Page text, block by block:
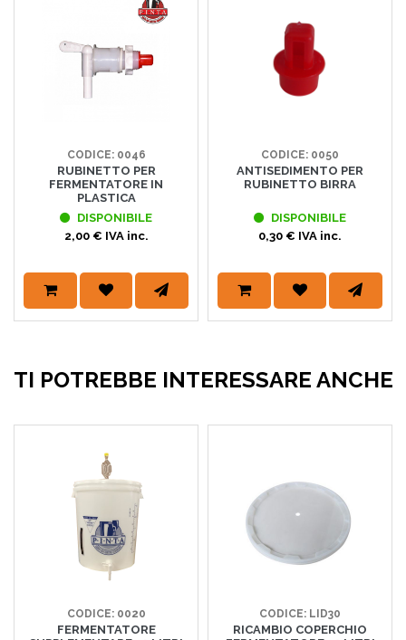
CODICE: 0046
RUBINETTO PER
FERMENTATORE IN
PLASTICA
DISPONIBILE
2,00 € IVA inc.
CODICE: 0050
ANTISEDIMENTO PER
RUBINETTO BIRRA
DISPONIBILE
0,30 € IVA inc.
TI POTREBBE INTERESSARE ANCHE
CODICE: 0020
FERMENTATORE
CODICE: LID30
RICAMBIO COPERCHIO